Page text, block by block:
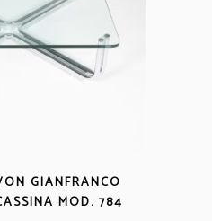
GIANFRANCO
MOD. 784